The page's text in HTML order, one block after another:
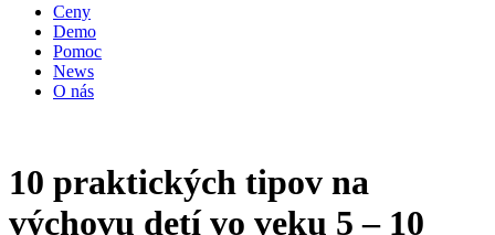
Ceny
Demo
Pomoc
News
O nás
10 praktických tipov na
výchovu detí vo veku 5 – 10